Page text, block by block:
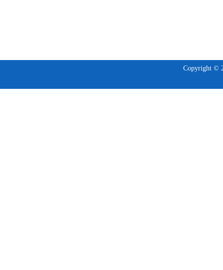
Copyright ©